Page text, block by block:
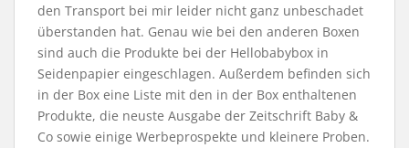
den Transport bei mir leider nicht ganz unbeschadet
überstanden hat. Genau wie bei den anderen Boxen
sind auch die Produkte bei der Hellobabybox in
Seidenpapier eingeschlagen. Außerdem befinden sich
in der Box eine Liste mit den in der Box enthaltenen
Produkte, die neuste Ausgabe der Zeitschrift Baby &
Co sowie einige Werbeprospekte und kleinere Proben.